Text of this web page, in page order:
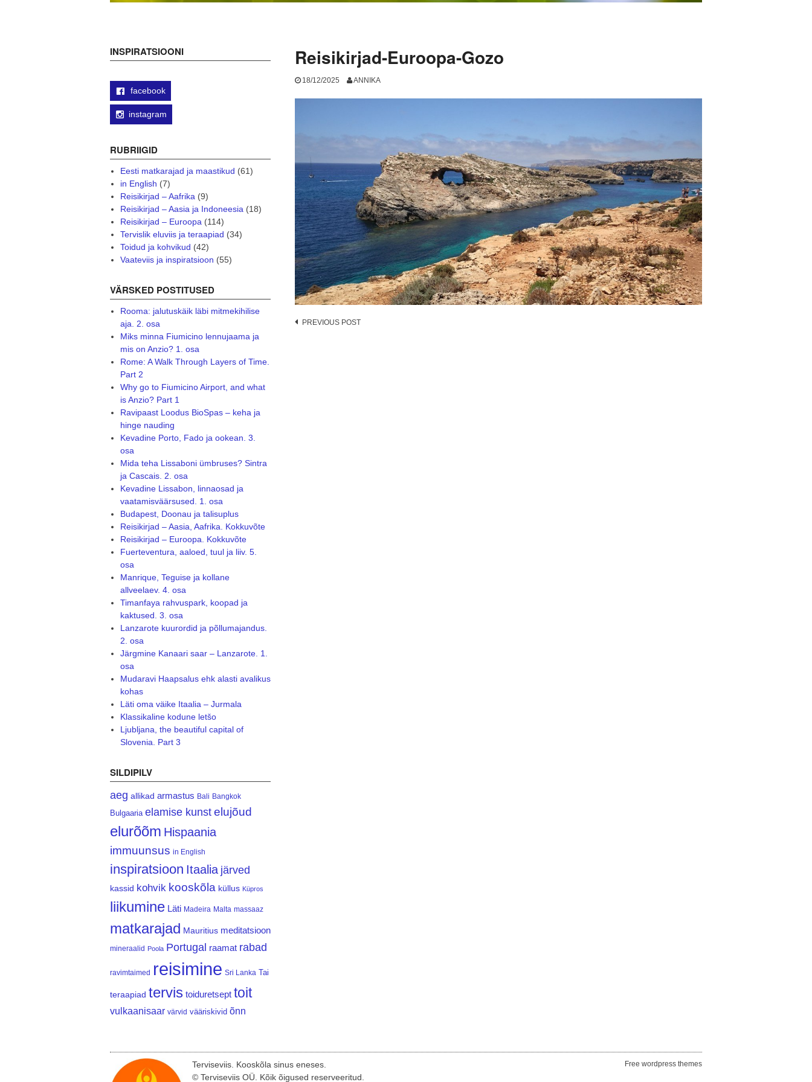
Reisikirjad-Euroopa-Gozo
18/12/2025 ANNIKA
Post
PREVIOUS POST
INSPIRATSIOONI
facebook
instagram
RUBRIIGID
Eesti matkarajad ja maastikud (61)
in English (7)
Reisikirjad – Aafrika(9)
Reisikirjad – Aasia ja Indoneesia(18)
Reisikirjad – Euroopa(114)
Tervislik eluviis ja teraapiad (34)
Toidud ja kohvikud (42)
Vaateviis ja inspiratsioon (55)
VÄRSKED POSTITUSED
Rooma: jalutuskäik läbi mitmekihilise
aja. 2. osa
Miks minna Fiumicino lennujaama ja
mis on Anzio? 1. osa
Rome: A Walk Through Layers of Time.
Part 2
Why go to Fiumicino Airport, and what
is Anzio? Part 1
Ravipaast Loodus BioSpas – keha ja
hinge nauding
Kevadine Porto, Fado ja ookean. 3.
osa
Mida teha Lissaboni ümbruses? Sintra
ja Cascais. 2. osa
Kevadine Lissabon, linnaosad ja
vaatamisväärsused. 1. osa
Budapest, Doonau ja talisuplus
Reisikirjad – Aasia, Aafrika. Kokkuvõte
Reisikirjad – Euroopa. Kokkuvõte
Fuerteventura, aaloed, tuul ja liiv. 5.
osa
Manrique, Teguise ja kollane
allveelaev. 4. osa
Timanfaya rahvuspark, koopad ja
kaktused. 3. osa
Lanzarote kuurordid ja põllumajandus.
2. osa
Järgmine Kanaari saar – Lanzarote. 1.
osa
Mudaravi Haapsalus ehk alasti avalikus
kohas
Läti oma väike Itaalia – Jurmala
Klassikaline kodune letšo
Ljubljana, the beautiful capital of
Slovenia. Part 3
SILDIPILV
aeg allikad armastus Bali Bangkok
Bulgaaria elamise kunst elujõud
elurõõm Hispaania
immuunsus in English
inspiratsioon Itaalia järved
kassid kohvik kooskõla küllus Küpros
liikumine Läti Madeira Malta massaaz
matkarajad Mauritius meditatsioon
mineraalid Poola Portugal raamat rabad
ravimtaimed reisimine Sri Lanka Tai
teraapiad tervis toiduretsept toit
vulkaanisaar värvid vääriskivid õnn
Terviseviis. Kooskõla sinus eneses.
© Terviseviis OÜ. Kõik õigused reserveeritud.
Free wordpress themes